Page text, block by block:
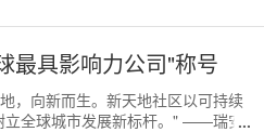
最具影响力公司"称号
，向新而生。新天地社区以可持续
全球城市发展新标杆。" ——瑞安